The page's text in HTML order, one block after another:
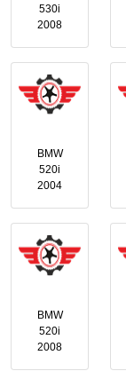
530i
2008
BMW
520i
2004
BMW
520i
2008